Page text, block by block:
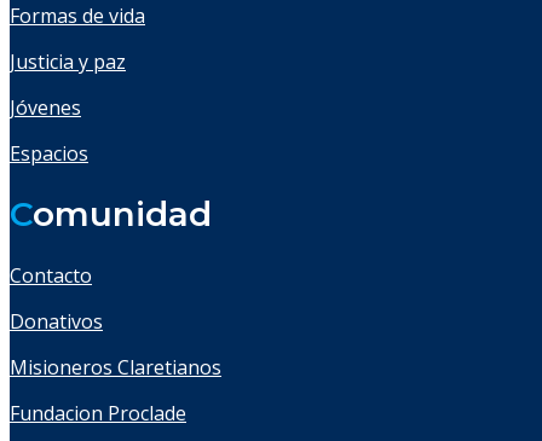
Formas de vida
Justicia y paz
Jóvenes
Espacios
Comunidad
Contacto
Donativos
Misioneros Claretianos
Fundacion Proclade